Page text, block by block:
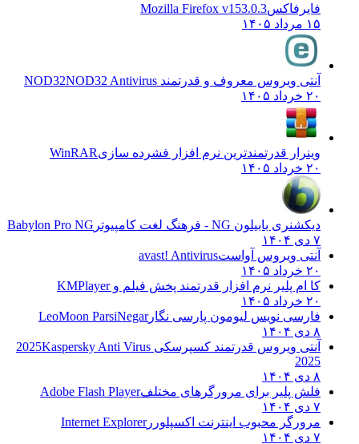
فایرفاکسMozilla Firefox v153.0.3
۱۵ مرداد ۱۴۰۵
آنتی ویروس معروف و قدرتمند NOD32NOD32 Antivirus
۲۰ خرداد ۱۴۰۵
وینرار قدرتمندترین نرم افزار فشرده سازیWinRAR
۲۰ خرداد ۱۴۰۵
دیکشنری بابیلون NG - فرهنگ لغت کامپیوتر
Babylon Pro NG
آنتی ویروس آواستavast! Antivirus
۲۰ خرداد ۱۴۰۵
کا ام پلیر نرم افزار قدرتمند پخش فیلم وKMPlayer
۲۰ خرداد ۱۴۰۵
فارسی نویس لیومون پارسی نگارLeoMoon ParsiNegar
آنتی ویروس قدرتمند کسپرسکی 2025 Kaspersky Anti Virus
2025
فلش پلیر برای مرورگرهای مختلف Adobe Flash Player
مرورگر محبوب اینترنت اکسپلورر Internet Explorer